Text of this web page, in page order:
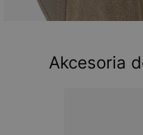
Akcesoria